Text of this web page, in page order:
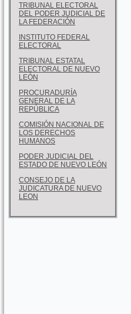
TRIBUNAL ELECTORAL
DEL PODER JUDICIAL DE
LA FEDERACIÓN
INSTITUTO FEDERAL
ELECTORAL
TRIBUNAL ESTATAL
ELECTORAL DE NUEVO
LEÓN
PROCURADURÍA
GENERAL DE LA
REPÚBLICA
COMISIÓN NACIONAL DE
LOS DERECHOS
HUMANOS
PODER JUDICIAL DEL
ESTADO DE NUEVO LEÓN
CONSEJO DE LA
JUDICATURA DE NUEVO
LEON